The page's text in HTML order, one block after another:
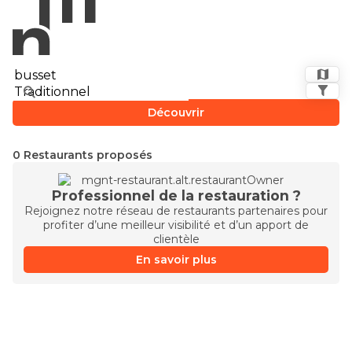
Découvrir
0 Restaurants proposés
Professionnel de la restauration ?
Rejoignez notre réseau de restaurants partenaires pour
profiter d’une meilleur visibilité et d’un apport de
clientèle
En savoir plus